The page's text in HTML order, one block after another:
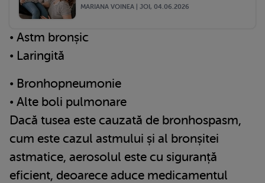
MARIANA VOINEA | JOI, 04.06.2026
• Astm bronșic
• Laringită
• Bronhopneumonie
• Alte boli pulmonare
Dacă tusea este cauzată de bronhospasm,
cum este cazul astmului și al bronșitei
astmatice, aerosolul este cu siguranță
eficient, deoarece aduce medicamentul